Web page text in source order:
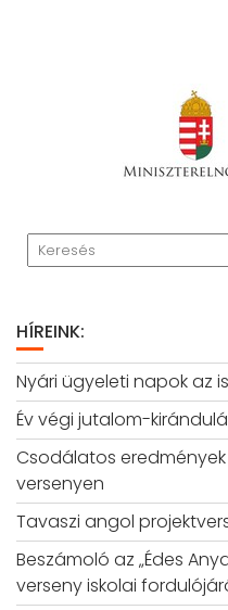
HÍREINK:
Nyári ügyeleti napok az
Év végi jutalom-
Csodálatos
versenyen
Tavaszi angol
Beszámoló az „Édes
verseny iskolai